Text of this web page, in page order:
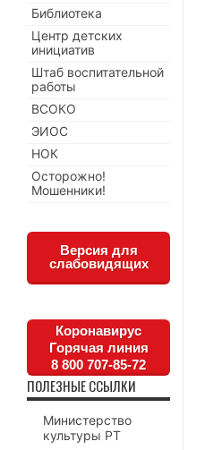
Библиотека
Центр детских
инициатив
Штаб воспитательной
работы
ВСОКО
ЭИОС
НОК
Осторожно!
Мошенники!
Версия для
слабовидящих
Коронавирус
Горячая линия
8 800 707-85-72
ПОЛЕЗНЫЕ ССЫЛКИ
Министерство
культуры РТ